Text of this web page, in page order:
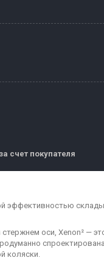
за счет покупателя
эффективностью
оси, Xenon² —
коляски.